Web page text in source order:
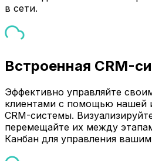
в сети.
Встроенная CRM-
Эффективно управляйте
клиентами с помощью нашей
CRM-системы.
перемещайте их между
Канбан для управления